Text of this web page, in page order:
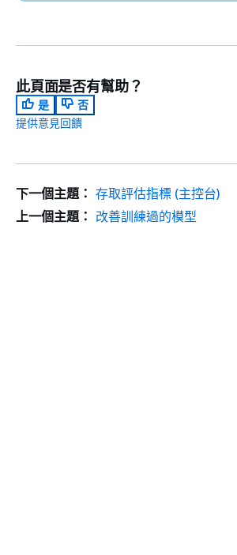
此頁面是否有幫助？
是
否
提供意見回饋
下一個主題： 存取評估指標 (主控台)
上一個主題： 改善訓練過的模型